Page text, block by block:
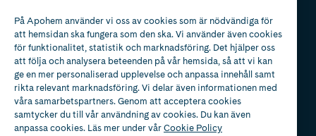
Apotek med tillstånd
av Läkemedelsverket
2024
På Apohem använder vi oss av cookies som är nödvändiga för
att hemsidan ska fungera som den ska. Vi använder även cookies
för funktionalitet, statistik och marknadsföring. Det hjälper oss
att följa och analysera beteenden på vår hemsida, så att vi kan
ge en mer personaliserad upplevelse och anpassa innehåll samt
rikta relevant marknadsföring. Vi delar även informationen med
våra samarbetspartners. Genom att acceptera cookies
samtycker du till vår användning av cookies. Du kan även
anpassa cookies. Läs mer under vårCookie Policy